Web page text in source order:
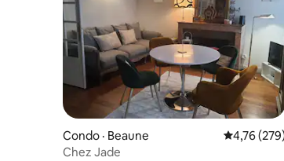
Condo · Beaune Note
4,76
Chez Jade